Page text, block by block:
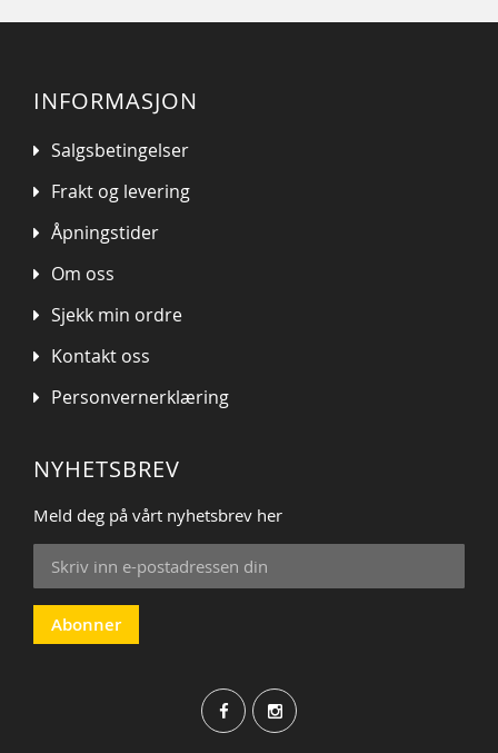
INFORMASJON
Salgsbetingelser
Frakt og levering
Åpningstider
Om oss
Sjekk min ordre
Kontakt oss
Personvernerklæring
NYHETSBREV
Meld deg på vårt nyhetsbrev her
Sign
Up
for
Our
Newsletter:
Abonner